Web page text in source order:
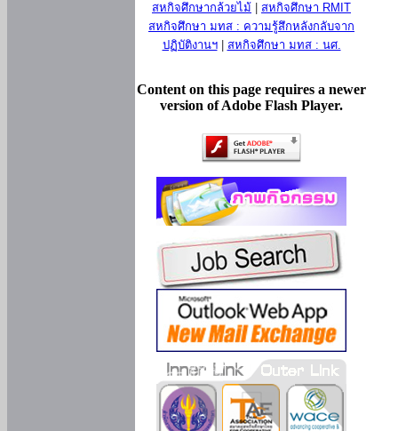
สหกิจศึกษากล้วยไม้
สหกิจศึกษา RMIT
สหกิจศึกษา มทส : ความรู้สึกหลังกลับจาก
ปฏิบัติงานฯ| สหกิจศึกษา มทส : นศ.
Content on this page requires a newer
version of Adobe Flash Player.